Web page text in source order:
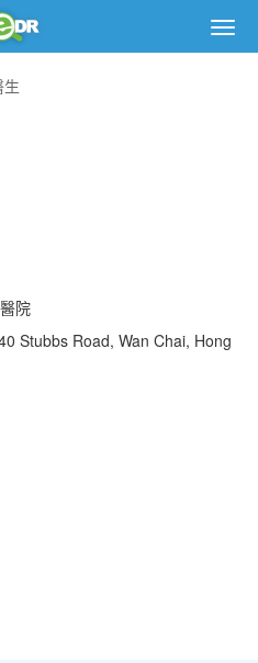
生
院
Stubbs Road, Wan Chai, Hong